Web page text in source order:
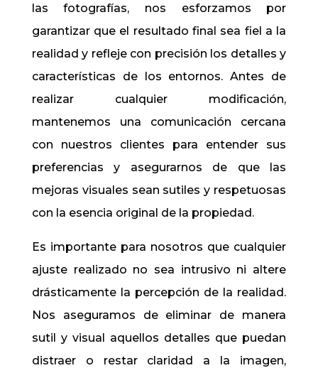
las fotografías, nos esforzamos por
garantizar que el resultado final sea fiel a la
realidad y refleje con precisión los detalles y
características de los entornos. Antes de
realizar cualquier modificación,
mantenemos una comunicación cercana
con nuestros clientes para entender sus
preferencias y asegurarnos de que las
mejoras visuales sean sutiles y respetuosas
con la esencia original de la propiedad.
Es importante para nosotros que cualquier
ajuste realizado no sea intrusivo ni altere
drásticamente la percepción de la realidad.
Nos aseguramos de eliminar de manera
sutil y visual aquellos detalles que puedan
distraer o restar claridad a la imagen,